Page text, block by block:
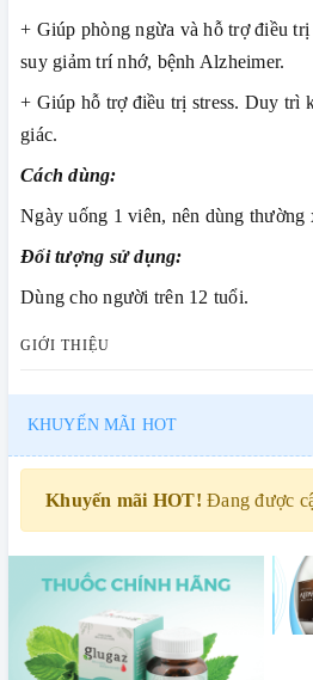
+ Giúp phòng ngừa và hỗ trợ điều
suy giảm trí nhớ, bệnh Alzheimer.
+ Giúp hỗ trợ điều trị stress. Duy trì
giác.
Cách dùng:
Ngày uống 1 viên, nên dùng thường
Đối tượng sử dụng:
Dùng cho người trên 12 tuổi.
GIỚI THIỆU
KHUYẾN MÃI HOT
Khuyến mãi HOT! Đang được